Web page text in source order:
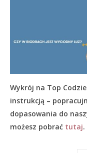
Wykrój na Top
instrukcją –
dopasowania do
możesz pobrać tutaj.